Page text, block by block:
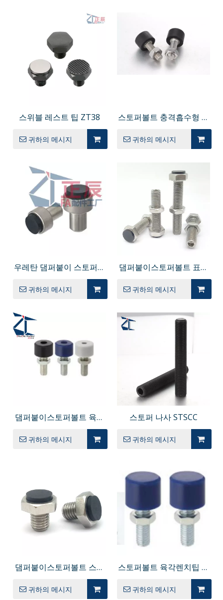
스위블 레스트 팁 ZT38
귀하의 메시지
스토퍼볼트 충격흡수형 육
각구멍붙이 UNSTH
귀하의 메시지
우레탄 댐퍼붙이 스토퍼볼
트 원형선단 USTMH
귀하의 메시지
댐퍼붙이스토퍼볼트 표준
형 스트레이트형 UST
SUST LUST PUST PSST
귀하의 메시지
댐퍼붙이스토퍼볼트 육각
홀붙이볼트 UNAH
귀하의 메시지
스토퍼 나사 STSCC
귀하의 메시지
댐퍼붙이스토퍼볼트 스트
레이트형 USS USUS
PUSS SPUS
귀하의 메시지
스토퍼볼트 육각렌치팁 우
레탄범퍼 UNBH UNBHH
귀하의 메시지